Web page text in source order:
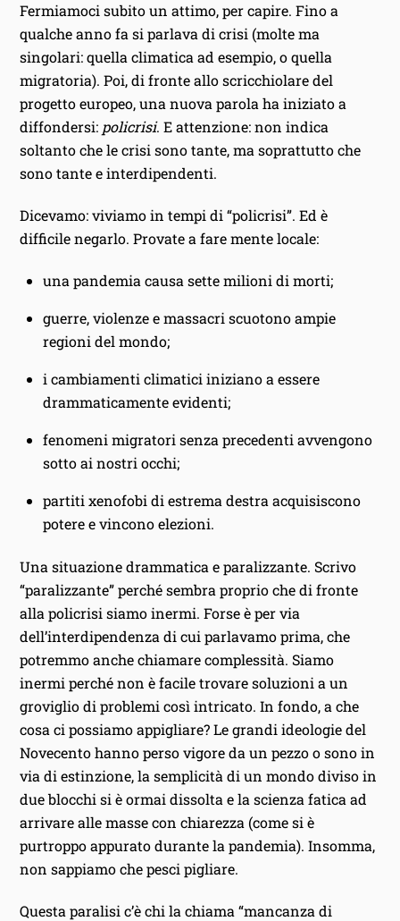
Fermiamoci subito un attimo, per capire. Fino a
qualche anno fa si parlava di crisi (molte ma
singolari: quella climatica ad esempio, o quella
migratoria). Poi, di fronte allo scricchiolare del
progetto europeo, una nuova parola ha iniziato a
diffondersi: policrisi. E attenzione: non indica
soltanto che le crisi sono tante, ma soprattutto che
sono tante e interdipendenti.
Dicevamo: viviamo in tempi di “policrisi”. Ed è
difficile negarlo. Provate a fare mente locale:
una pandemia causa sette milioni di morti;
guerre, violenze e massacri scuotono ampie
regioni del mondo;
i cambiamenti climatici iniziano a essere
drammaticamente evidenti;
fenomeni migratori senza precedenti avvengono
sotto ai nostri occhi;
partiti xenofobi di estrema destra acquisiscono
potere e vincono elezioni.
Una situazione drammatica e paralizzante. Scrivo
“paralizzante” perché sembra proprio che di fronte
alla policrisi siamo inermi. Forse è per via
dell’interdipendenza di cui parlavamo prima, che
potremmo anche chiamare complessità. Siamo
inermi perché non è facile trovare soluzioni a un
groviglio di problemi così intricato. In fondo, a che
cosa ci possiamo appigliare? Le grandi ideologie del
Novecento hanno perso vigore da un pezzo o sono in
via di estinzione, la semplicità di un mondo diviso in
due blocchi si è ormai dissolta e la scienza fatica ad
arrivare alle masse con chiarezza (come si è
purtroppo appurato durante la pandemia). Insomma,
non sappiamo che pesci pigliare.
Questa paralisi c’è chi la chiama “mancanza di